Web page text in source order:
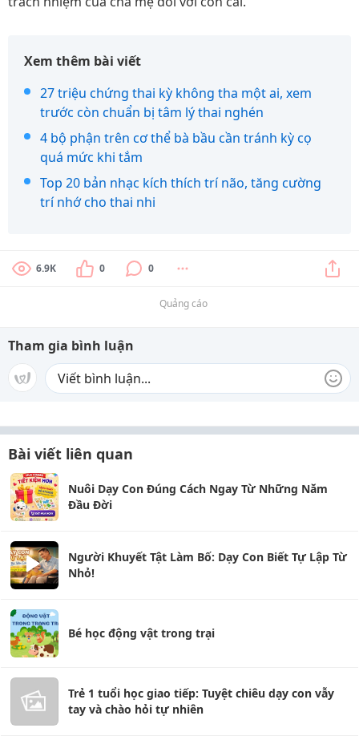
Xem thêm bài viết
27 triệu chứng thai kỳ không tha một ai, xem
trước còn chuẩn bị tâm lý thai nghén
4 bộ phận trên cơ thể bà bầu cần tránh kỳ cọ
quá mức khi tắm
Top 20 bản nhạc kích thích trí não, tăng cường
trí nhớ cho thai nhi
6.9K 0 0
Quảng cáo
Tham gia bình luận
Bài viết liên quan
Nuôi Dạy Con Đúng Cách Ngay Từ Những Năm
Đầu Đời
Người Khuyết Tật Làm Bố: Dạy Con Biết Tự Lập Từ
Nhỏ!
Bé học động vật trong trại
Trẻ 1 tuổi học giao tiếp: Tuyệt chiêu dạy con vẫy
tay và chào hỏi tự nhiên